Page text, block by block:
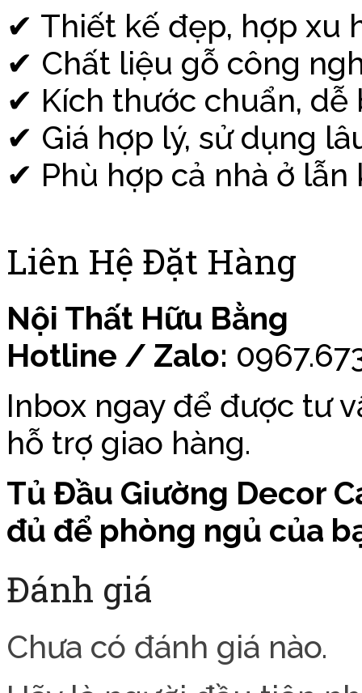
✔ Thiết kế đẹp, hợp xu
✔ Chất liệu gỗ công
✔ Kích thước chuẩn, dễ
✔ Giá hợp lý, sử dụng
✔ Phù hợp cả nhà ở
Liên Hệ Đặt Hàng
Nội Thất Hữu Bằng
Hotline / Zalo:
Inbox ngay để được tư
hỗ trợ giao hàng.
Tủ Đầu Giường Decor
đủ để phòng ngủ của
Đánh giá
Chưa có đánh giá nào.